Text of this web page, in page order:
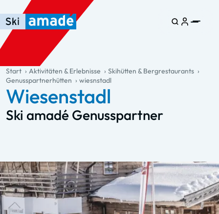
Zum Haupt-Inhalt springen
Springe zur Tabelle
Zur Haupt-Navigation springen
general.table-of-content
Start Aktivitäten & Erlebnisse
Skihütten & Bergrestaurants
Genusspartnerhütten
wiesnstadl
Wiesenstadl
Ski amadé Genusspartner